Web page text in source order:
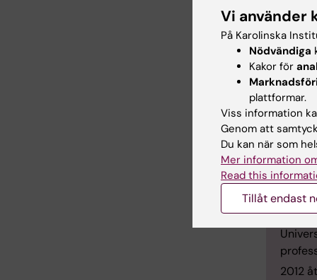
Först
2012
Vi använder
På Karolinska
Nödvändiga
Kakor för
plattformar.
Viss information
Genom att
Du kan när som
Mer information
Read this
Tillåt endast